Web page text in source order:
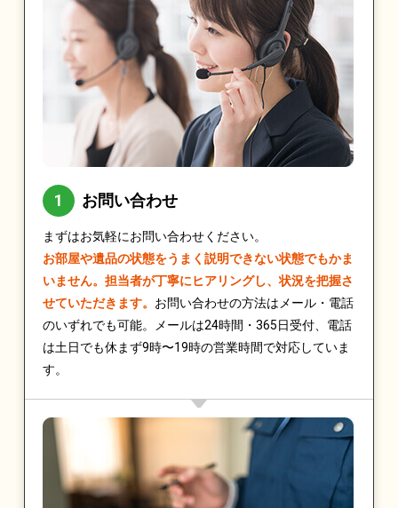
お問い合わせ
まずはお気軽にお問い合わせください。
お部屋や遺品の状態をうまく説明できない状態でもかま
いません。担当者が丁寧にヒアリングし、状況を把握さ
せていただきます。 お問い合わせの方法はメール・電話
のいずれでも可能。メールは24時間・365日受付、電話
は土日でも休まず9時〜19時の営業時間で対応していま
す。